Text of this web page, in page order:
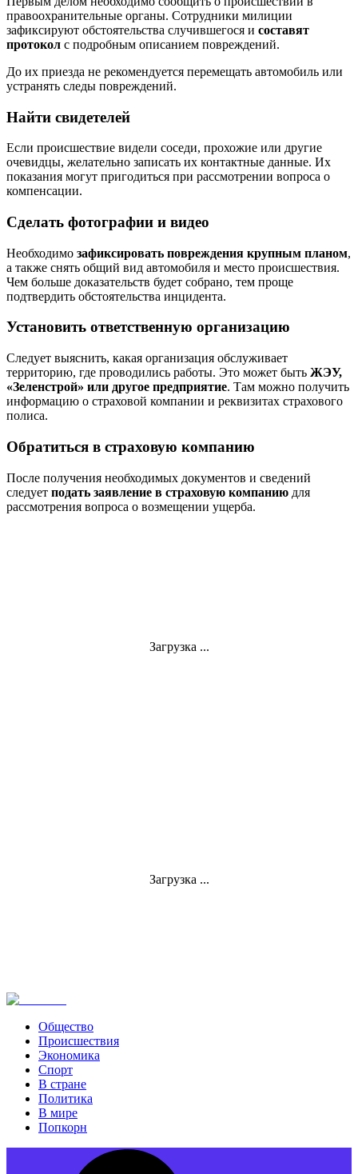
правоохранительные органы. Сотрудники милиции
зафиксируют обстоятельства случившегося и составят
протокол с подробным описанием повреждений.
До их приезда не рекомендуется перемещать автомобиль или
устранять следы повреждений.
Найти свидетелей
Если происшествие видели соседи, прохожие или другие
очевидцы, желательно записать их контактные данные. Их
показания могут пригодиться при рассмотрении вопроса о
компенсации.
Сделать фотографии и видео
Необходимо зафиксировать повреждения крупным планом,
а также снять общий вид автомобиля и место происшествия.
Чем больше доказательств будет собрано, тем проще
подтвердить обстоятельства инцидента.
Установить ответственную организацию
Следует выяснить, какая организация обслуживает
территорию, где проводились работы. Это может быть ЖЭУ,
«Зеленстрой» или другое предприятие. Там можно получить
информацию о страховой компании и реквизитах страхового
полиса.
Обратиться в страховую компанию
После получения необходимых документов и сведений
следует подать заявление в страховую компанию для
рассмотрения вопроса о возмещении ущерба.
Загрузка ...
Загрузка ...
Общество
Происшествия
Экономика
Спорт
В стране
Политика
В мире
Попкорн